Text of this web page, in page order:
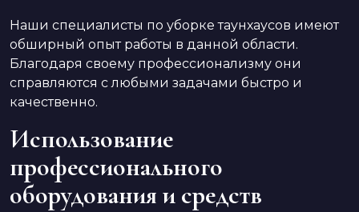
Наши специалисты по уборке таунхаусов имеют
обширный опыт работы в данной области.
Благодаря своему профессионализму они
справляются с любыми задачами быстро и
качественно.
Использование
профессионального
оборудования и средств